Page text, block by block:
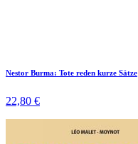
Nestor Burma: Tote reden kurze Sätze
22,80 €